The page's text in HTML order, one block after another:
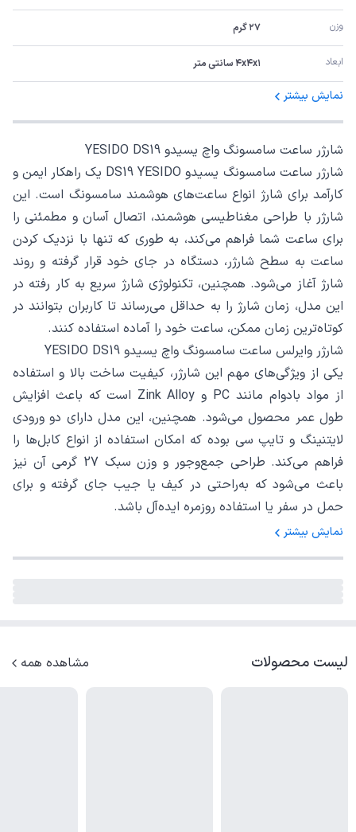
وزن ۲۷ گرم
ابعاد ۴x۴x۱ سانتی متر
نمایش بیشتر
شارژر ساعت سامسونگ واچ یسیدو YESIDO DS19
شارژر ساعت سامسونگ یسیدو DS19 YESIDO یک راهکار ایمن و
کارآمد برای شارژ انواع ساعت‌های هوشمند سامسونگ است. این
شارژر با طراحی مغناطیسی هوشمند، اتصال آسان و مطمئنی را
برای ساعت شما فراهم می‌کند، به طوری که تنها با نزدیک کردن
ساعت به سطح شارژر، دستگاه در جای خود قرار گرفته و روند
شارژ آغاز می‌شود. همچنین، تکنولوژی شارژ سریع به کار رفته در
این مدل، زمان شارژ را به حداقل می‌رساند تا کاربران بتوانند در
کوتاه‌ترین زمان ممکن، ساعت خود را آماده استفاده کنند.
شارژر وایرلس ساعت سامسونگ واچ یسیدو YESIDO DS19
یکی از ویژگی‌های مهم این شارژر، کیفیت ساخت بالا و استفاده
از مواد بادوام مانند PC و Zink Alloy است که باعث افزایش
طول عمر محصول می‌شود. همچنین، این مدل دارای دو ورودی
لایتنینگ و تایپ سی بوده که امکان استفاده از انواع کابل‌ها را
فراهم می‌کند. طراحی جمع‌وجور و وزن سبک 27 گرمی آن نیز
باعث می‌شود که به‌راحتی در کیف یا جیب جای گرفته و برای
حمل در سفر یا استفاده روزمره ایده‌آل باشد.
نمایش بیشتر
لیست محصولات مشاهده همه